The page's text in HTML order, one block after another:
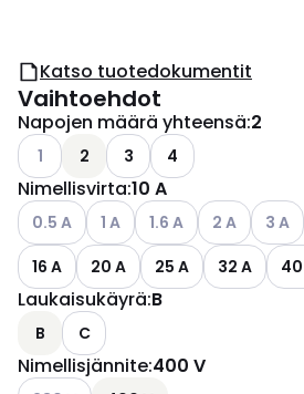
Katso tuotedokumentit
Vaihtoehdot
Napojen määrä yhteensä:2
Katso käytettävissä olevat
1 2 3 4
Nimellisvirta:10 A
Katso käytettävissä olevat
0.5 A Katso käytettävissä olevat
1 A Katso käytettävissä
1.6 A Katso
2 A Katso
3 A
16 A
20 A 25 A 32 A
Laukaisukäyrä:B
B C
Nimellisjännite:400 V
Katso käytettävissä olevat